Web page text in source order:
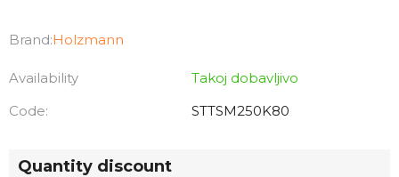
Brand:Holzmann
Availability
Takoj dobavljivo
Code:
STTSM250K80
Quantity discount